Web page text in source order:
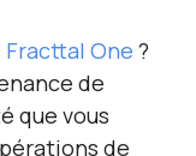
Fracttal One ?
de
que vous
de